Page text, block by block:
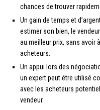
chances de trouver
Un gain de temps et
estimer son bien, le
au meilleur prix, sans avoir
acheteurs.
Un appui lors des
un expert peut être utilisé
avec les acheteurs
vendeur.